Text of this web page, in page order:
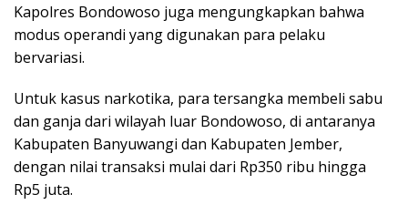
Kapolres Bondowoso juga mengungkapkan bahwa
modus operandi yang digunakan para pelaku
bervariasi.
Untuk kasus narkotika, para tersangka membeli sabu
dan ganja dari wilayah luar Bondowoso, di antaranya
Kabupaten Banyuwangi dan Kabupaten Jember,
dengan nilai transaksi mulai dari Rp350 ribu hingga
Rp5 juta.